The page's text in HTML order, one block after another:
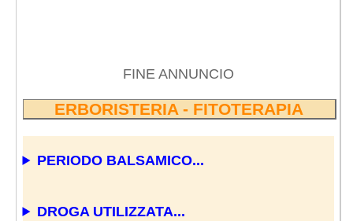
FINE ANNUNCIO
ERBORISTERIA - FITOTERAPIA
PERIODO BALSAMICO...
DROGA UTILIZZATA...